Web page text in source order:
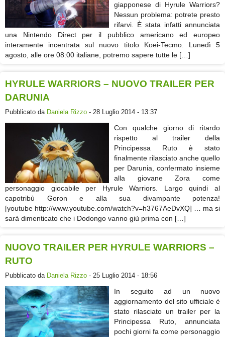
giapponese di Hyrule Warriors?
Nessun problema: potrete presto
rifarvi. È stata infatti annunciata
una Nintendo Direct per il pubblico americano ed europeo
interamente incentrata sul nuovo titolo Koei-Tecmo. Lunedì 5
agosto, alle ore 08:00 italiane, potremo sapere tutte le […]
HYRULE WARRIORS – NUOVO TRAILER PER
DARUNIA
Pubblicato da Daniela Rizzo - 28 Luglio 2014 - 13:37
Con qualche giorno di ritardo
rispetto al trailer della
Principessa Ruto è stato
finalmente rilasciato anche quello
per Darunia, confermato insieme
alla giovane Zora come
personaggio giocabile per Hyrule Warriors. Largo quindi al
capotribù Goron e alla sua divampante potenza!
[youtube http://www.youtube.com/watch?v=h3767AeDvXQ] … ma si
sarà dimenticato che i Dodongo vanno giù prima con […]
NUOVO TRAILER PER HYRULE WARRIORS –
RUTO
Pubblicato da Daniela Rizzo - 25 Luglio 2014 - 18:56
In seguito ad un nuovo
aggiornamento del sito ufficiale è
stato rilasciato un trailer per la
Principessa Ruto, annunciata
pochi giorni fa come personaggio